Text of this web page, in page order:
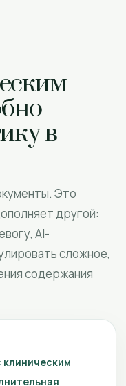
в
Это
другой:
AI-
сложное,
содержания
клиническим